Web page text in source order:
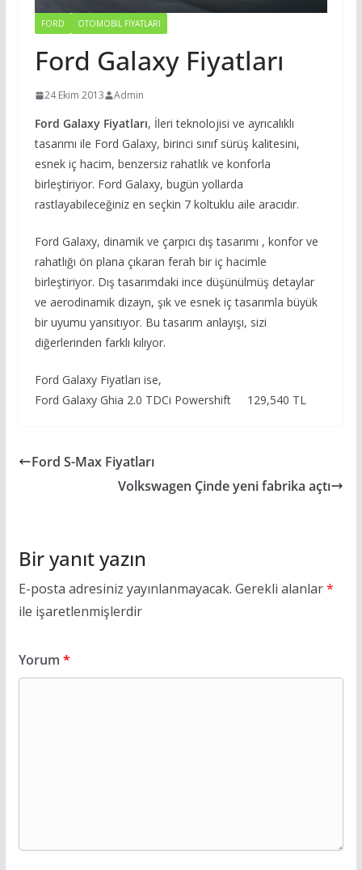
FORD OTOMOBIL FIYATLARI
Ford Galaxy Fiyatları
24 Ekim 2013 Admin
Ford Galaxy Fiyatları, İleri teknolojisi ve ayrıcalıklı
tasarımı ile Ford Galaxy, birinci sınıf sürüş kalitesini,
esnek iç hacim, benzersiz rahatlık ve konforla
birleştiriyor. Ford Galaxy, bugün yollarda
rastlayabileceğiniz en seçkin 7 koltuklu aile aracıdır.
Ford Galaxy, dinamik ve çarpıcı dış tasarımı , konfor ve
rahatlığı ön plana çıkaran ferah bir iç hacimle
birleştiriyor. Dış tasarımdaki ince düşünülmüş detaylar
ve aerodinamik dizayn, şık ve esnek iç tasarımla büyük
bir uyumu yansıtıyor. Bu tasarım anlayışı, sizi
diğerlerinden farklı kılıyor.
Ford Galaxy Fiyatları ise,
Ford Galaxy Ghia 2.0 TDCi Powershift 129,540 TL
Ford S-Max Fiyatları
Volkswagen Çinde yeni fabrika açtı
Bir yanıt yazın
E-posta adresiniz yayınlanmayacak. Gerekli alanlar*
ile işaretlenmişlerdir
Yorum *